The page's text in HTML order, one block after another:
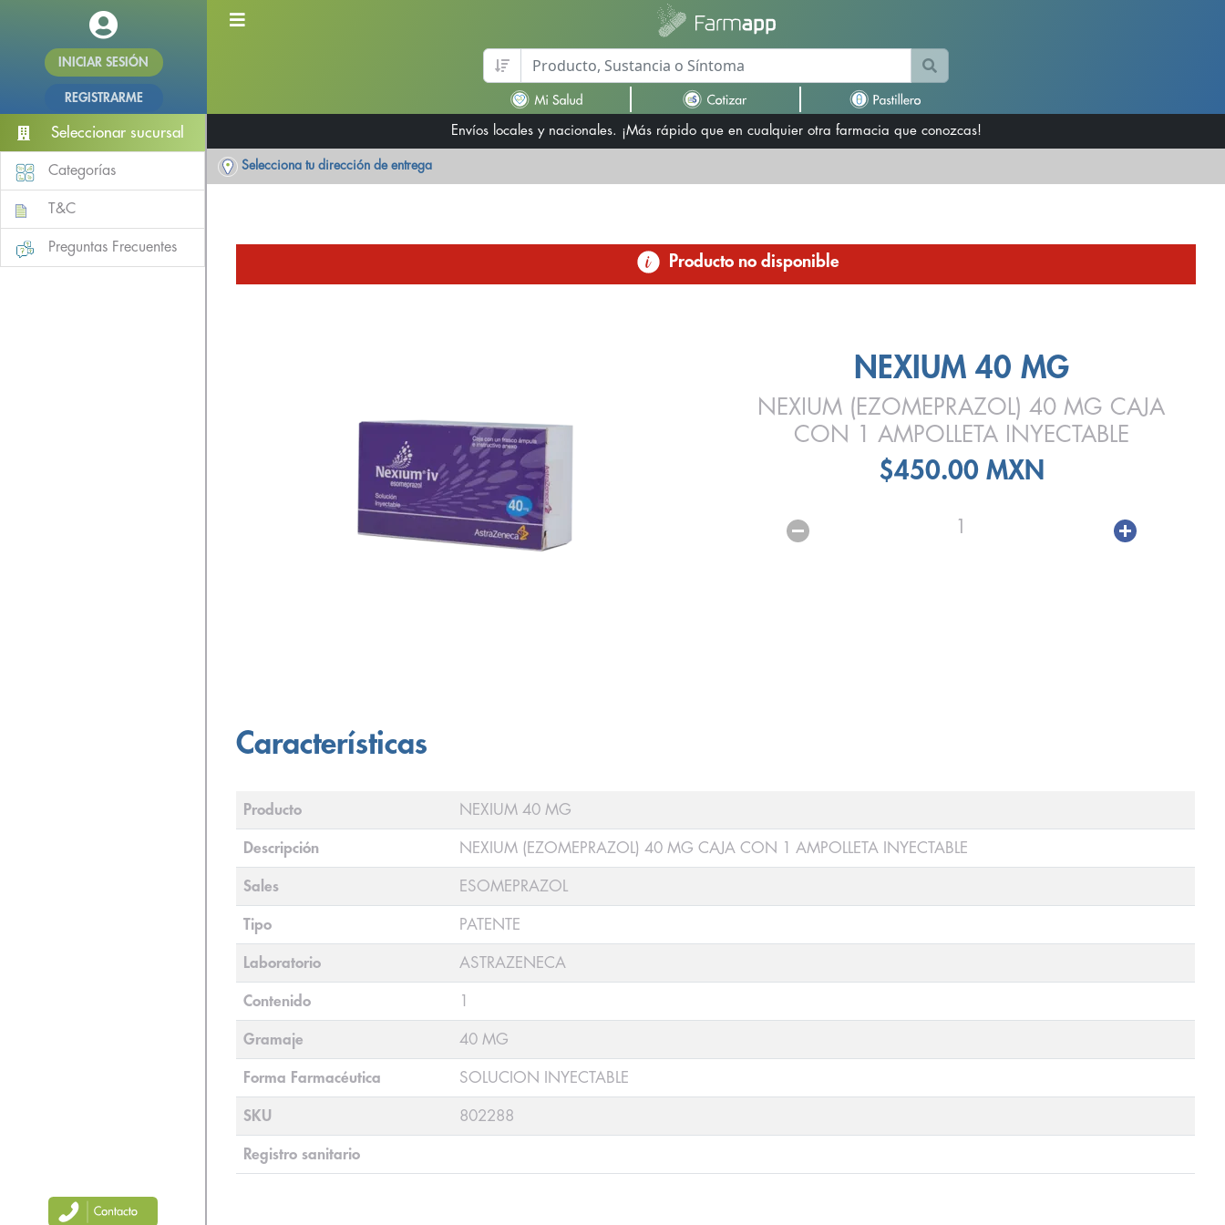
INICIAR SESIÓN
REGISTRARME
Seleccionar sucursal
Categorías
T&C
Preguntas Frecuentes
Envíos locales y nacionales. ¡Más rápido que en cualquier otra farmacia que conozcas!
Selecciona tu dirección de entrega
Producto no disponible
NEXIUM 40 MG
NEXIUM (EZOMEPRAZOL) 40 MG CAJA
CON 1 AMPOLLETA INYECTABLE
$450.00 MXN
1
Características
Producto NEXIUM 40 MG
Descripción NEXIUM (EZOMEPRAZOL) 40 MG CAJA CON 1 AMPOLLETA INYECTABLE
Sales ESOMEPRAZOL
Tipo PATENTE
Laboratorio ASTRAZENECA
Contenido 1
Gramaje 40 MG
Forma Farmacéutica SOLUCION INYECTABLE
SKU 802288
Registro sanitario